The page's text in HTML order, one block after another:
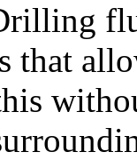
that